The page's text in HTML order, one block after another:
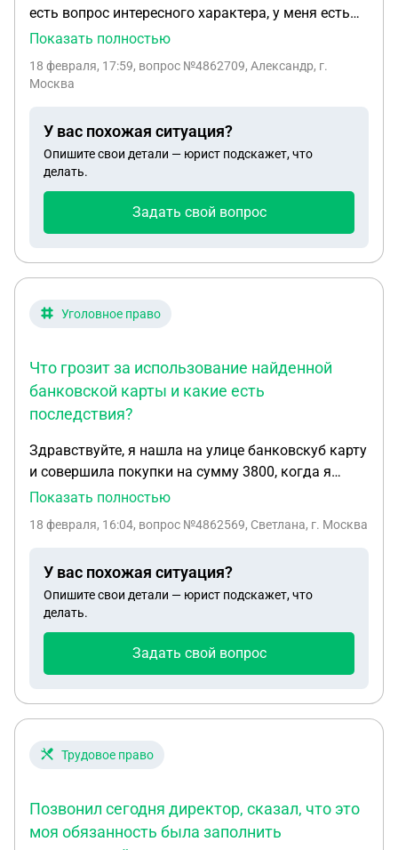
есть вопрос интересного характера, у меня есть
своя группа музыкальная которая никак
одном из баров мы выступили с песнями другого
написал о том что если мы сегодня не выступим
бесплатно с этими же песнями, то он подает иски
в суд за то что мы исполняли эти песни под ЕГО
организацией, никаких договоров не было с ним
заключено, также имеется переписка о всех
подскажите пожалуйста как быть в такой
Показать полностью
18 февраля, 17:59, вопрос №4862709, Александр, г.
Москва
У вас похожая ситуация?
Опишите свои детали — юрист подскажет, что
делать.
Задать свой вопрос
Уголовное право
Что грозит за использование найденной
банковской карты и какие есть
последствия?
Здравствуйте, я нашла на улице банковскуб карту
и совершила покупки на сумму 3800, когда я
совершала покупки торопилась и случайно
Потом я вышла из магазина и поняла, что я
подняла на улице. Я испугалась и выбросила
карту. На меня завели уголовное дело, деньги я
вернула владельцу карты и он вроде не против
мне за это будет? У меня несовершеннолетние
расскаение написала
Показать полностью
18 февраля, 16:04, вопрос №4862569, Светлана, г. Москва
У вас похожая ситуация?
Опишите свои детали — юрист подскажет, что
делать.
Задать свой вопрос
Трудовое право
Позвонил сегодня директор, сказал, что это
моя обязанность была заполнить